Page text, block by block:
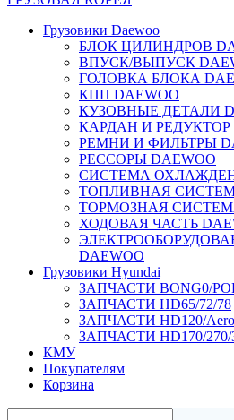
Грузовики Daewoo
БЛОК ЦИЛИНДРОВ
ВПУСК/ВЫПУСК
ГОЛОВКА БЛОКА
КПП DAEWOO
КУЗОВНЫЕ ДЕТАЛИ
КАРДАН И РЕДУКТОР
РЕМНИ И ФИЛЬТРЫ
РЕССОРЫ DAEWOO
СИСТЕМА
ТОПЛИВНАЯ
ТОРМОЗНАЯ
ХОДОВАЯ ЧАСТЬ
DAEWOO
Грузовики Hyundai
ЗАПЧАСТИ BONG0/
ЗАПЧАСТИ HD65/72/78
ЗАПЧАСТИ HD120/
ЗАПЧАСТИ HD170/270/
КМУ
Покупателям
Корзина